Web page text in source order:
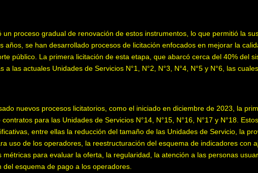
un proceso gradual de renovación de estos instrumentos, lo que permitió la
años, se han desarrollado procesos de licitación enfocados en mejorar la
público. La primera licitación de esta etapa, que abarcó cerca del 40% del
a las actuales Unidades de Servicios N°1, N°2, N°3, N°4, N°5 y N°6, las
nuevos procesos licitatorios, como el iniciado en diciembre de 2023, la
para las Unidades de Servicios N°14, N°15, N°16, N°17 y N°18.
entre ellas la reducción del tamaño de las Unidades de Servicio, la
uso de los operadores, la reestructuración del esquema de indicadores con
métricas para evaluar la oferta, la regularidad, la atención a las personas
esquema de pago a los operadores.